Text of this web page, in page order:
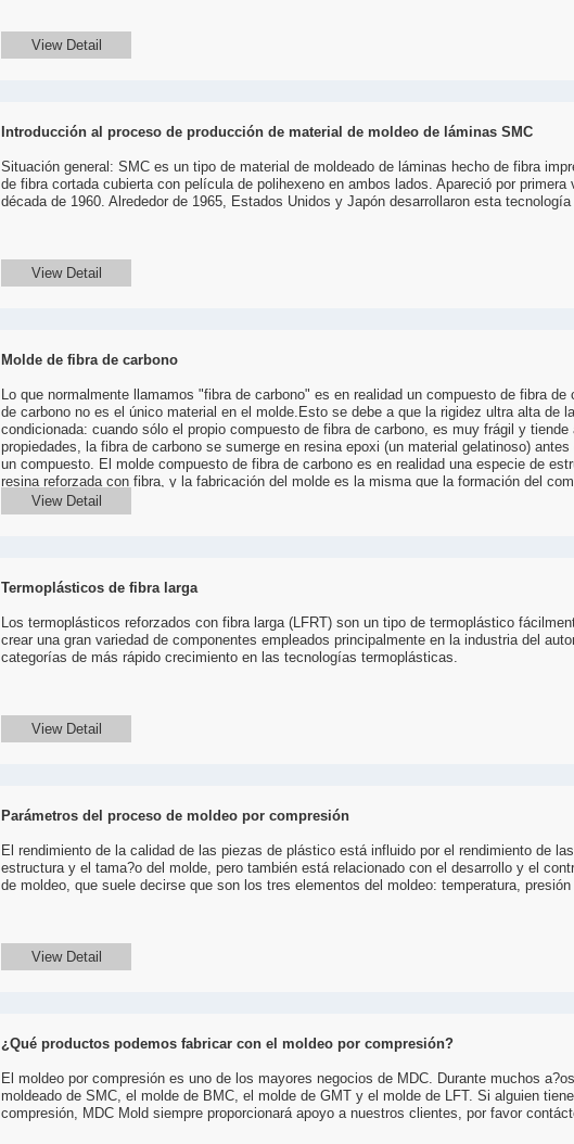
View Detail
Introducción al proceso de producción de material de moldeo de láminas SMC
Situación general: SMC es un tipo de material de moldeado de láminas hecho de fibra
de fibra cortada cubierta con película de polihexeno en ambos lados. Apareció por
década de 1960. Alrededor de 1965, Estados Unidos y Japón desarrollaron esta
View Detail
Molde de fibra de carbono
Lo que normalmente llamamos "fibra de carbono" es en realidad un compuesto de fibra
de carbono no es el único material en el molde.Esto se debe a que la rigidez ultra alta de
condicionada: cuando sólo el propio compuesto de fibra de carbono, es muy frágil y
propiedades, la fibra de carbono se sumerge en resina epoxi (un material gelatinoso)
un compuesto. El molde compuesto de fibra de carbono es en realidad una especie de
resina reforzada con fibra, y la fabricación del molde es la misma que la formación del
decir, el compuesto de fibra de carbono se aplica al molde del núcleo de transición por
solidifica para formar el molde.Por supuesto, antes de que se utilice como molde, se
View Detail
Termoplásticos de fibra larga
Los termoplásticos reforzados con fibra larga (LFRT) son un tipo de termoplástico
crear una gran variedad de componentes empleados principalmente en la industria del
categorías de más rápido crecimiento en las tecnologías termoplásticas.
View Detail
Parámetros del proceso de moldeo por compresión
El rendimiento de la calidad de las piezas de plástico está influido por el rendimiento de
estructura y el tama?o del molde, pero también está relacionado con el desarrollo y el
de moldeo, que suele decirse que son los tres elementos del moldeo: temperatura,
View Detail
¿Qué productos podemos fabricar con el moldeo por compresión?
El moldeo por compresión es uno de los mayores negocios de MDC. Durante muchos
moldeado de SMC, el molde de BMC, el molde de GMT y el molde de LFT. Si alguien
compresión, MDC Mold siempre proporcionará apoyo a nuestros clientes, por favor